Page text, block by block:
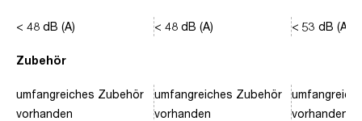
Zubehör
< 48 dB (A)
umfangreiches Zubehör
vorhanden
< 48 dB (A)
umfangreiches Zubehör
vorhanden
< 53 dB (A)
vorhanden